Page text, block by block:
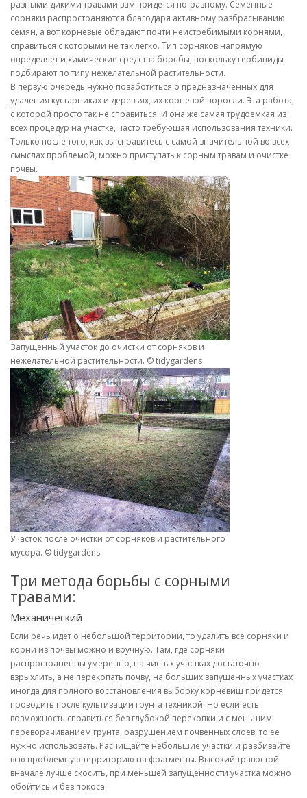
разными дикими травами вам придется по-разному. Семенные
сорняки распространяются благодаря активному разбрасыванию
семян, а вот корневые обладают почти неистребимыми корнями,
справиться с которыми не так легко. Тип сорняков напрямую
определяет и химические средства борьбы, поскольку гербициды
подбирают по типу нежелательной растительности.
В первую очередь нужно позаботиться о предназначенных для
удаления кустарниках и деревьях, их корневой поросли. Эта работа,
с которой просто так не справиться. И она же самая трудоемкая из
всех процедур на участке, часто требующая использования техники.
Только после того, как вы справитесь с самой значительной во всех
смыслах проблемой, можно приступать к сорным травам и очистке
почвы.
Запущенный участок до очистки от сорняков и
нежелательной растительности. © tidygardens
Участок после очистки от сорняков и растительного
мусора. © tidygardens
Три метода борьбы с сорными
травами:
Механический
Если речь идет о небольшой территории, то удалить все сорняки и
корни из почвы можно и вручную. Там, где сорняки
распространенны умеренно, на чистых участках достаточно
взрыхлить, а не перекопать почву, на больших запущенных участках
иногда для полного восстановления выборку корневищ придется
проводить после культивации грунта техникой. Но если есть
возможность справиться без глубокой перекопки и с меньшим
переворачиванием грунта, разрушением почвенных слоев, то ее
нужно использовать. Расчищайте небольшие участки и разбивайте
всю проблемную территорию на фрагменты. Высокий травостой
вначале лучше скосить, при меньшей запущенности участка можно
обойтись и без покоса.